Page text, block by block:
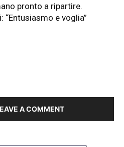
pronto a ripartire.
“Entusiasmo e voglia”
A COMMENT